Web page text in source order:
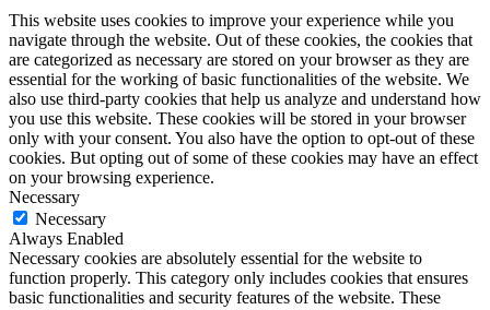
This website uses cookies to improve your experience while you
navigate through the website. Out of these cookies, the cookies that
are categorized as necessary are stored on your browser as they are
essential for the working of basic functionalities of the website. We
also use third-party cookies that help us analyze and understand how
you use this website. These cookies will be stored in your browser
only with your consent. You also have the option to opt-out of these
cookies. But opting out of some of these cookies may have an effect
on your browsing experience.
Necessary
Necessary
Always Enabled
Necessary cookies are absolutely essential for the website to
function properly. This category only includes cookies that ensures
basic functionalities and security features of the website. These